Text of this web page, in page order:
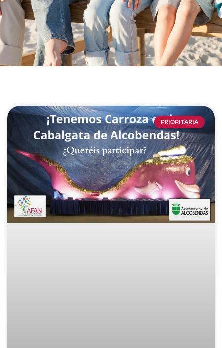
PRIORITARIA